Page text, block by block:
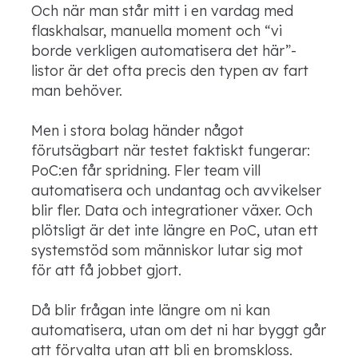
Och när man står mitt i en vardag med
flaskhalsar, manuella moment och “vi
borde verkligen automatisera det här”-
listor är det ofta precis den typen av fart
man behöver.
Men i stora bolag händer något
förutsägbart när testet faktiskt fungerar:
PoC:en får spridning. Fler team vill
automatisera och undantag och avvikelser
blir fler. Data och integrationer växer. Och
plötsligt är det inte längre en PoC, utan ett
systemstöd som människor lutar sig mot
för att få jobbet gjort.
Då blir frågan inte längre om ni kan
automatisera, utan om det ni har byggt går
att förvalta utan att bli en bromskloss.